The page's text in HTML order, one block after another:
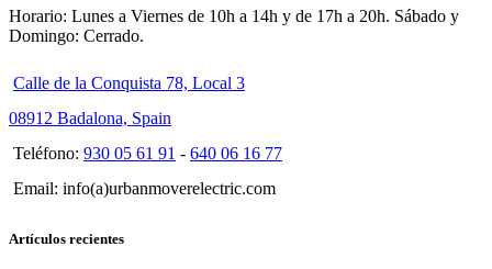
Horario: Lunes a Viernes de 10h a 14h y de 17h a 20h. Sábado y
Domingo: Cerrado.
Calle de la Conquista 78, Local 3
08912 Badalona, Spain
Teléfono: 930 05 61 91 - 640 06 16 77
Email: info(a)urbanmoverelectric.com
Artículos recientes